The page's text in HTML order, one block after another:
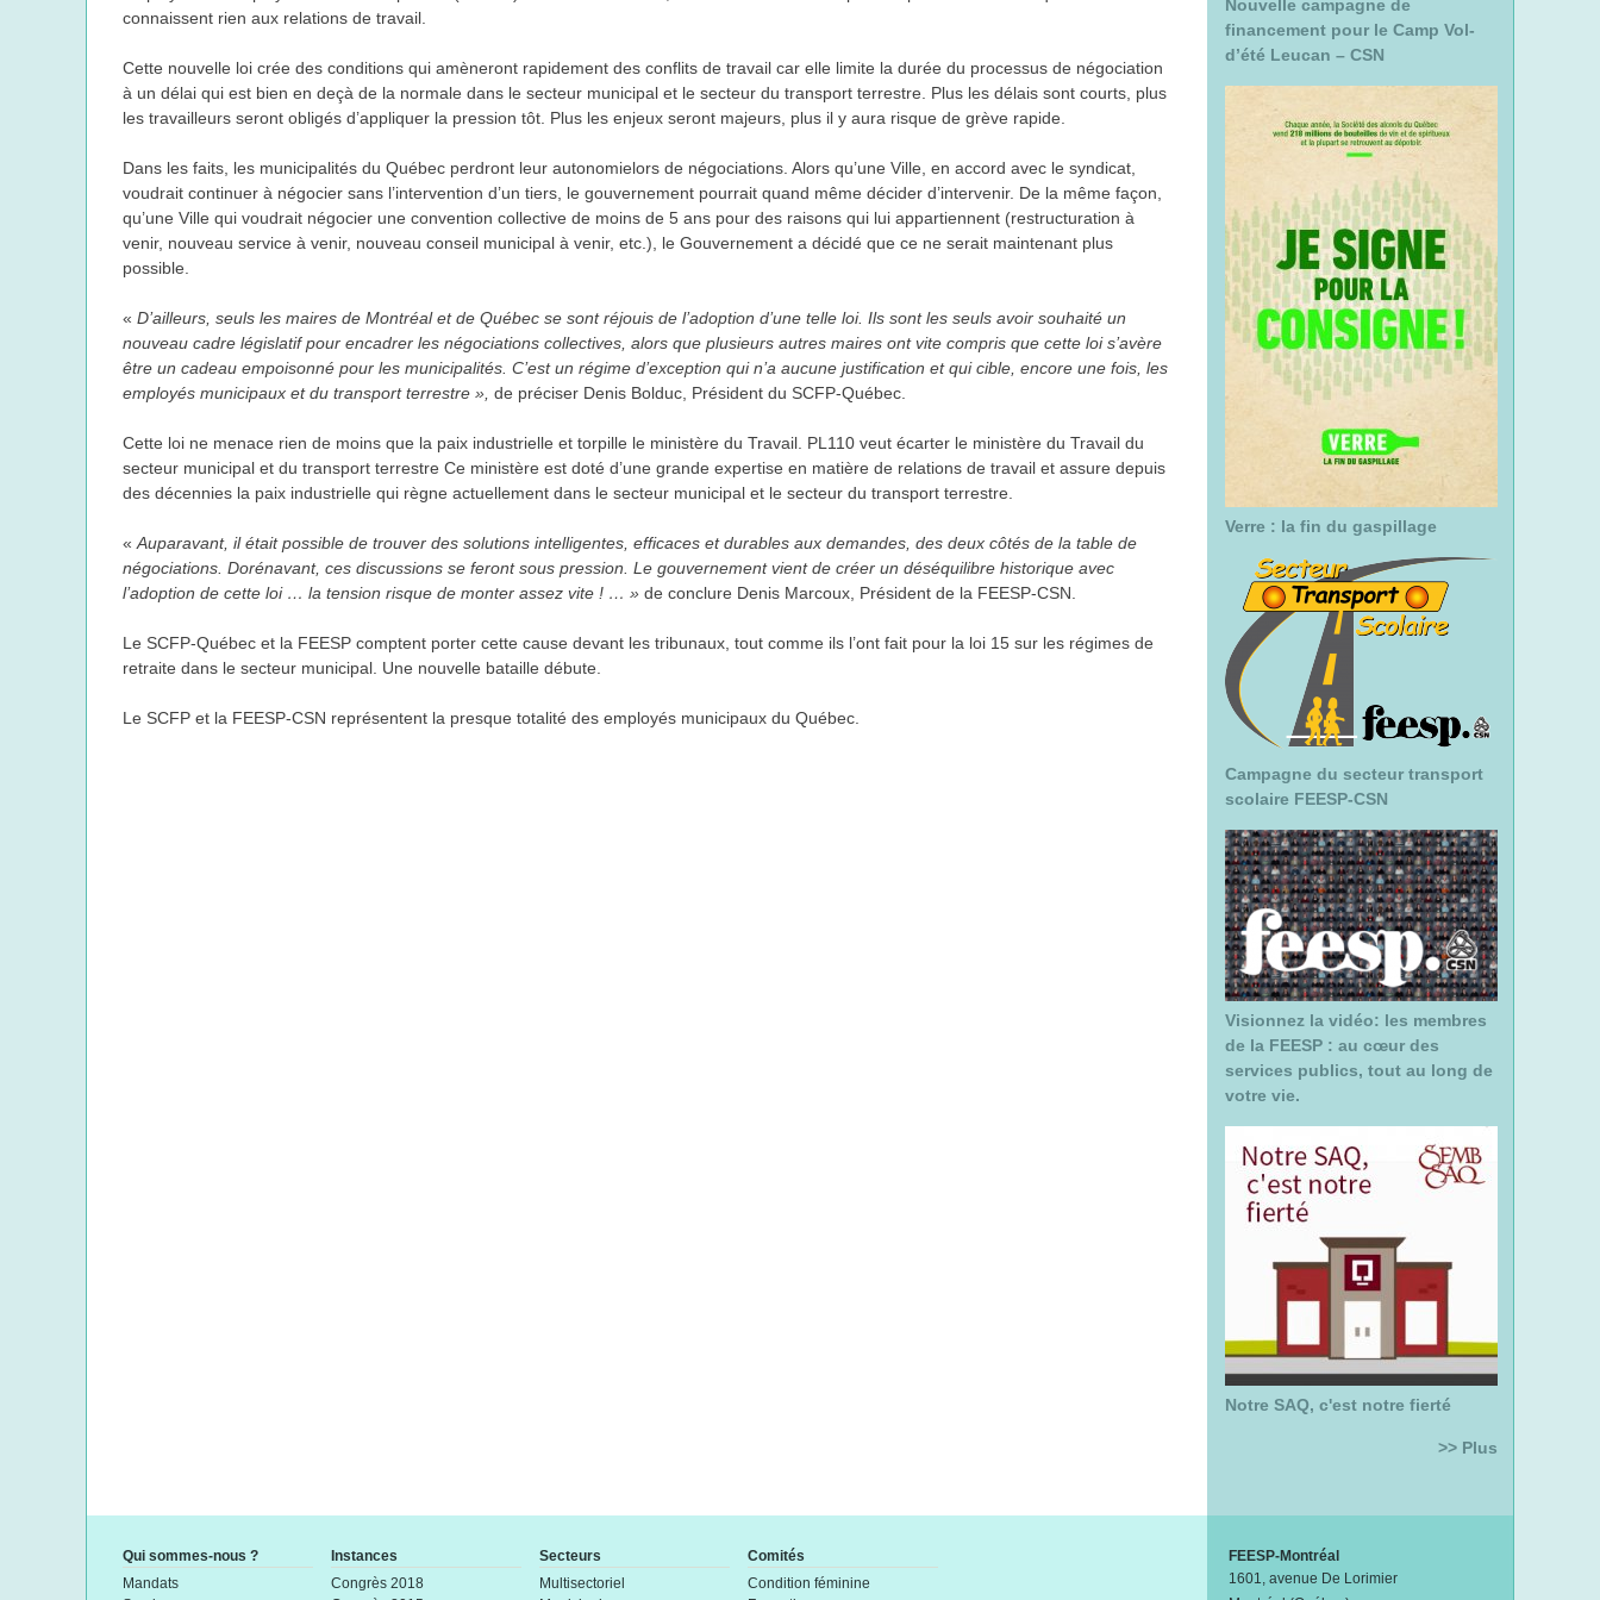
r
c
h
connaissent rien aux relations de travail.
Cette nouvelle loi crée des conditions qui amèneront rapidement des conflits de travail car elle limite la durée du processus de négociation
à un délai qui est bien en deçà de la normale dans le secteur municipal et le secteur du transport terrestre. Plus les délais sont courts, plus
les travailleurs seront obligés d’appliquer la pression tôt. Plus les enjeux seront majeurs, plus il y aura risque de grève rapide.
Dans les faits, les municipalités du Québec perdront leur autonomielors de négociations. Alors qu’une Ville, en accord avec le syndicat,
voudrait continuer à négocier sans l’intervention d’un tiers, le gouvernement pourrait quand même décider d’intervenir. De la même façon,
qu’une Ville qui voudrait négocier une convention collective de moins de 5 ans pour des raisons qui lui appartiennent (restructuration à
venir, nouveau service à venir, nouveau conseil municipal à venir, etc.), le Gouvernement a décidé que ce ne serait maintenant plus
possible.
« D’ailleurs, seuls les maires de Montréal et de Québec se sont réjouis de l’adoption d’une telle loi. Ils sont les seuls avoir souhaité un
nouveau cadre législatif pour encadrer les négociations collectives, alors que plusieurs autres maires ont vite compris que cette loi s’avère
être un cadeau empoisonné pour les municipalités. C’est un régime d’exception qui n’a aucune justification et qui cible, encore une fois, les
employés municipaux et du transport terrestre », de préciser Denis Bolduc, Président du SCFP-Québec.
Cette loi ne menace rien de moins que la paix industrielle et torpille le ministère du Travail. PL110 veut écarter le ministère du Travail du
secteur municipal et du transport terrestre Ce ministère est doté d’une grande expertise en matière de relations de travail et assure depuis
des décennies la paix industrielle qui règne actuellement dans le secteur municipal et le secteur du transport terrestre.
« Auparavant, il était possible de trouver des solutions intelligentes, efficaces et durables aux demandes, des deux côtés de la table de
négociations. Dorénavant, ces discussions se feront sous pression. Le gouvernement vient de créer un déséquilibre historique avec
l’adoption de cette loi … la tension risque de monter assez vite ! … » de conclure Denis Marcoux, Président de la FEESP-CSN.
Le SCFP-Québec et la FEESP comptent porter cette cause devant les tribunaux, tout comme ils l’ont fait pour la loi 15 sur les régimes de
retraite dans le secteur municipal. Une nouvelle bataille débute.
Le SCFP et la FEESP-CSN représentent la presque totalité des employés municipaux du Québec.
Nouvelle campagne de
financement pour le Camp Vol-
d’été Leucan – CSN
Verre : la fin du gaspillage
Campagne du secteur transport
scolaire FEESP-CSN
Visionnez la vidéo: les membres
de la FEESP : au cœur des
services publics, tout au long de
votre vie.
Notre SAQ, c'est notre fierté
>> Plus
FEESP-Montréal
1601, avenue De Lorimier
Qui sommes-nous ?
Mandats
Instances
Congrès 2018
Secteurs
Multisectoriel
Comités
Condition féminine